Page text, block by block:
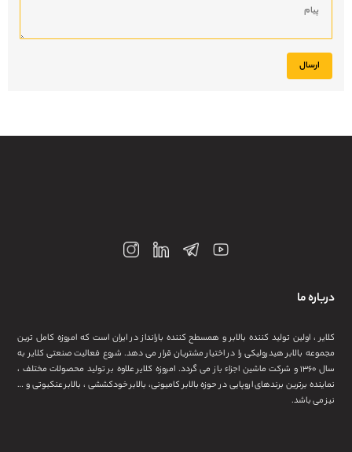
ارسال
درباره ما
کلایر ، اولین تولید کننده بالابر و همسطح کننده بارانداز در ایران است که امروزه کامل ترین
مجموعه بالابر هیدرولیکی را در اختیار مشتریان قرار می دهد. شروع فعالیت صنعتی کلایر به
سال ۱۳۶۰ و شرکت ماشین اجزاء باز می گردد. امروزه کلایر علاوه بر تولید محصولات مختلف ،
نماینده برترین برندهای اروپایی در حوزه بالابر کامیونی، بالابر خودکششی ، بالابر عنکبوتی و …
نیز می باشد.